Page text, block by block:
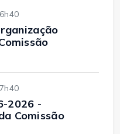
2026 -
Comissão